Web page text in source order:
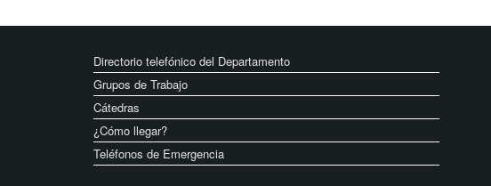
Directorio telefónico del Departamento
Grupos de Trabajo
Cátedras
¿Cómo llegar?
Teléfonos de Emergencia